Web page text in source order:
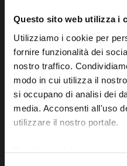
Questo sito web utilizza i
Utilizziamo i cookie per
fornire funzionalità dei
nostro traffico.
modo in cui utilizza il
si occupano di analisi dei
media. Acconsenti all'uso
utilizzare il nostro portale.
Iscriviti